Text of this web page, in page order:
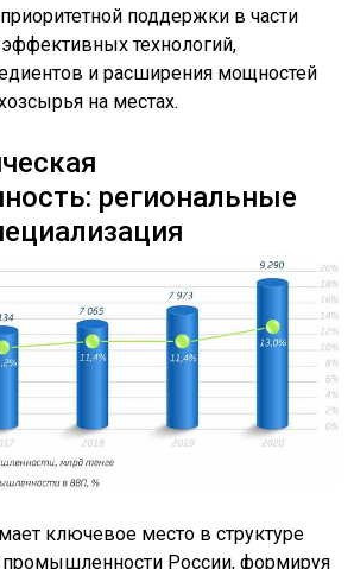
поддержки в части
технологий,
и расширения мощностей
на местах.
региональные
ключевое место в структуре
России, формируя